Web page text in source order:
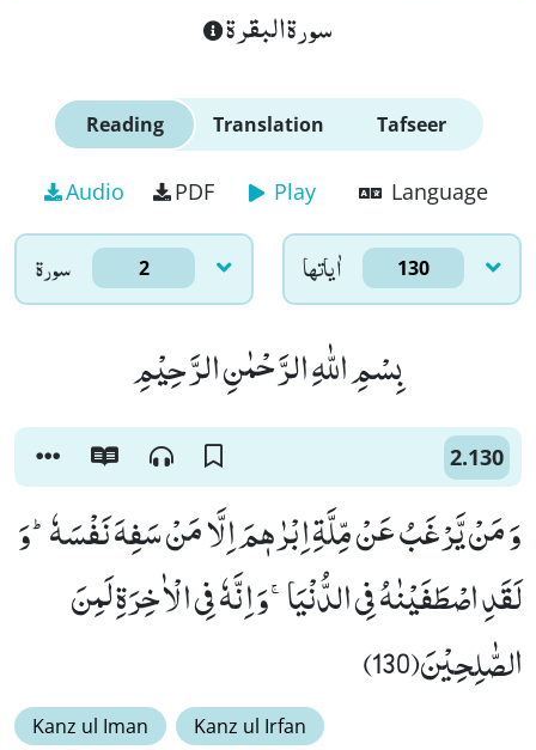
سورة البقرة
Reading Translation Tafseer
Audio PDF Play Language
سورۃ 2 اٰياتها 130
بِسْمِ اللّٰهِ الرَّحْمٰنِ الرَّحِیْمِ
2.130
وَ مَنْ یَّرْغَبُ عَنْ مِّلَّةِ اِبْرٰهٖمَ اِلَّا مَنْ سَفِهَ نَفْسَهٗؕ-وَ
لَقَدِ اصْطَفَیْنٰهُ فِی الدُّنْیَاۚ-وَ اِنَّهٗ فِی الْاٰخِرَةِ لَمِنَ
الصّٰلِحِیْنَ(130)
Kanz ul Iman Kanz ul Irfan